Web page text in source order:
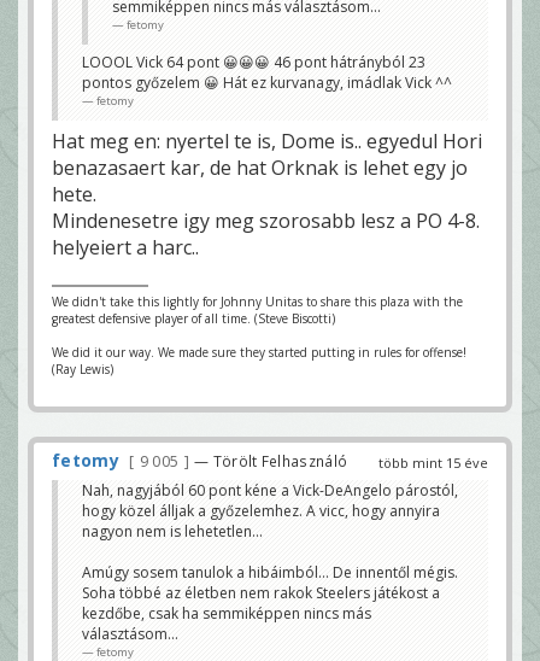
semmiképpen nincs más választásom...
fetomy
LOOOL Vick 64 pont 😀😀😀 46 pont hátrányból 23
pontos győzelem 😀 Hát ez kurvanagy, imádlak Vick ^^
fetomy
Hat meg en: nyertel te is, Dome is.. egyedul Hori
benazasaert kar, de hat Orknak is lehet egy jo
hete.
Mindenesetre igy meg szorosabb lesz a PO 4-8.
helyeiert a harc..
We didn't take this lightly for Johnny Unitas to share this plaza with the
greatest defensive player of all time. (Steve Biscotti)
We did it our way. We made sure they started putting in rules for offense!
(Ray Lewis)
több mint 15 éve
fetomy 9 005 — Törölt Felhasználó
Nah, nagyjából 60 pont kéne a Vick-DeAngelo párostól,
hogy közel álljak a győzelemhez. A vicc, hogy annyira
nagyon nem is lehetetlen...
Amúgy sosem tanulok a hibáimból... De innentől mégis.
Soha többé az életben nem rakok Steelers játékost a
kezdőbe, csak ha semmiképpen nincs más
választásom...
fetomy